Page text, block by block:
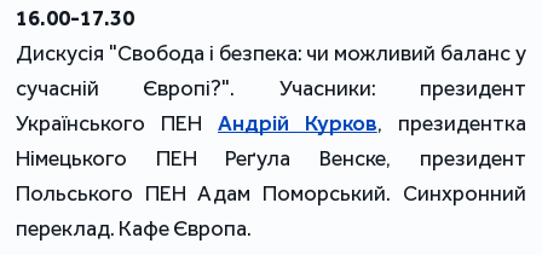
16.00-17.30
Дискусія "Свобода і безпека: чи можливий баланс у
сучасній Європі?". Учасники: президент
Українського ПЕН Андрій Курков, президентка
Німецького ПЕН Реґула Венске, президент
Польського ПЕН Адам Поморський. Синхронний
переклад. Кафе Європа.